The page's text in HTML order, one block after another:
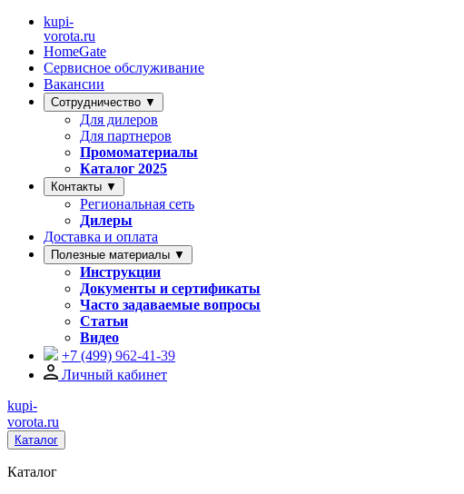
kupi-
vorota.ru
HomeGate
Сервисное обслуживание
Вакансии
Сотрудничество ▼
Для дилеров
Для партнеров
Промоматериалы
Каталог 2025
Контакты ▼
Региональная сеть
Дилеры
Доставка и оплата
Полезные материалы ▼
Инструкции
Документы и сертификаты
Часто задаваемые вопросы
Статьи
Видео
+7 (499) 962-41-39
Личный кабинет
kupi-
vorota.ru
Каталог
Каталог